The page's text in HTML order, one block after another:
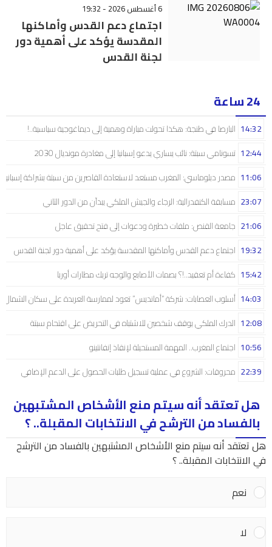
6 أغسطس 2026 - 19:32
اجتماع دعم القدس وأماكنها
المقدسة يؤكد على أهمية دور
لجنة القدس
24 ساعة
البارصا في طنجة: هكذا تحولت مباراة وهمية إلى ديماغوجية سياسية..! 14:32
تسونامي سبتة: نائب يساري يدعو إسبانيا إلى مغادرة مونديال 2030 12:44
مصدر دبلوماسي: المغرب مستعد لاستعادة القاصرين من سبتة بشراكة إسبانية 11:06
مسابقة الكنفدرالية: الرجاء والجيش الملكي يبدآن من الدور الثاني 23:07
جامعة القنص: ملفات خطيرة ودعوات إلى فتح تحقيق عاجل 21:06
اجتماع دعم القدس وأماكنها المقدسة يؤكد على أهمية دور لجنة القدس 19:32
كفاءة أم تعقيد..!؟ بصمات الأصابع والوجه تربك مطارات أوربا 15:42
أسلوب العصابات: شركة “أمانديس” تعود لممارسة العربدة على سكان 14:03
الدرك الملكي يوقف شخصين للاشتباه في التحريض على اقتحام سبتة 12:08
اجتماع المغرب.. المهمة المستحيلة لإنقاذ إنفانتينو 10:56
محروقات: الشروع في عملية تسجيل طلبات الحصول على الدعم الإضافي 22:39
هل تعتقد أنه سيتم منع الأشخاص المشتبهين
بالفساد من الترشح في الانتخابات المقبلة.. ؟
هل تعتقد أنه سيتم منع الأشخاص المشتبهين بالفساد من الترشح
في الانتخابات المقبلة.. ؟
نعم
لا